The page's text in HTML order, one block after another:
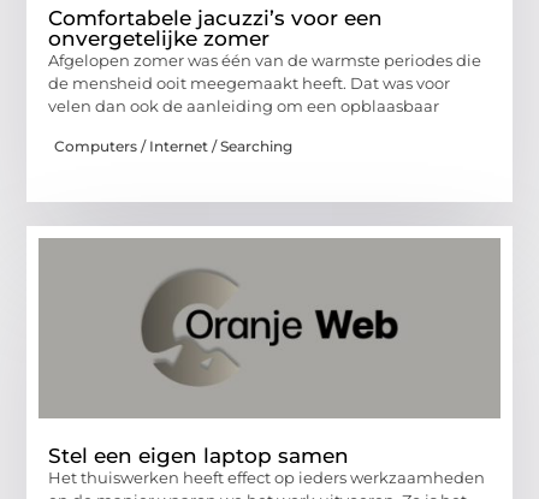
Comfortabele jacuzzi’s voor een
onvergetelijke zomer
Afgelopen zomer was één van de warmste periodes die
de mensheid ooit meegemaakt heeft. Dat was voor
velen dan ook de aanleiding om een opblaasbaar
Computers / Internet / Searching
Stel een eigen laptop samen
Het thuiswerken heeft effect op ieders werkzaamheden